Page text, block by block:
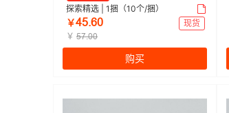
探索精选 | 1捆（10个/捆）
￥ȂœŤƧř
现货
￥ œƚŤřř
购买